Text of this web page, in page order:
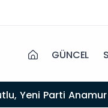
GÜNCEL
Yeni Parti